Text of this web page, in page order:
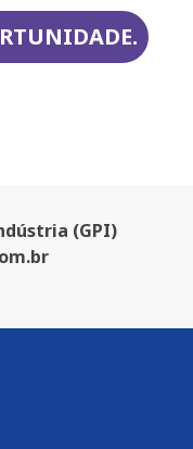
(GPI)